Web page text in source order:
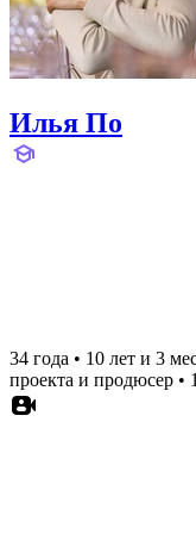
Илья По
34 года • 10 лет и 3
проекта и продюсер •